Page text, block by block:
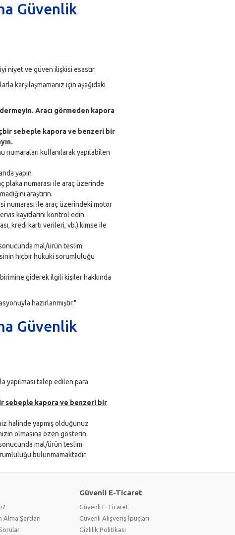
Güvenlik
niyet ve güven ilişkisi esastır.
karşılaşmamanız için aşağıdaki
Aracı görmeden kapora
sebeple kapora ve benzeri bir
numaraları kullanılarak yapılabilen
yapın
plaka numarası ile araç üzerinde
araştırın.
numarası ile araç üzerindeki motor
kayıtlarını kontrol edin.
kredi kartı verileri, vb.) kimse ile
mal/ürün teslim
hiçbir hukuki sorumluluğu
giderek ilgili kişiler hakkında
hazırlanmıştır."
Güvenlik
yapılması talep edilen para
sebeple kapora ve benzeri bir
halinde yapmış olduğunuz
olmasına özen gösterin.
mal/ürün teslim
bulunmamaktadır.
Alma Şartları
Güvenli E-Ticaret
Güvenli E-Ticaret
Güvenli Alışveriş İpuçları
Gizlilik Politikası